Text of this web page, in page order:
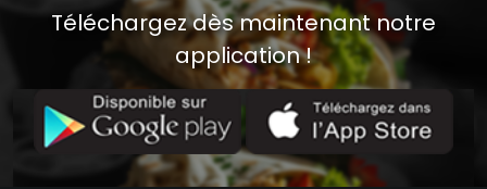
Téléchargez dès maintenant notre
application !